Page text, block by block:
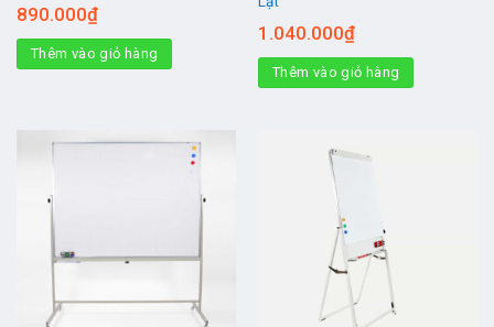
890.000₫
Thêm vào giỏ hàng
1.040.000₫
Thêm vào giỏ hàng